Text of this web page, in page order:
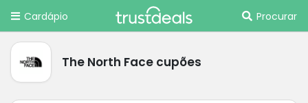
Cardápio Procurar
The North Face cupões